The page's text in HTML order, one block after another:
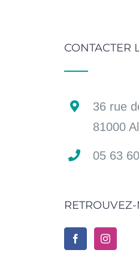
CONTACTER
36 rue
81000
05 63